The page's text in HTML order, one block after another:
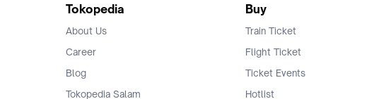
Tokopedia
About Us
Career
Blog
Tokopedia Salam
Buy
Train Ticket
Flight Ticket
Ticket Events
Hotlist